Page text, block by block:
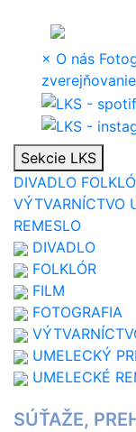
× O nás
zverejňovanie
Sekcie LKS
DIVADLO
VÝTVARNÍCTVO
REMESLO
DIVADLO
FOLKLÓR
FILM
FOTOGRAFIA
UMELECKÝ
UMELECKÉ
SÚŤAŽE,